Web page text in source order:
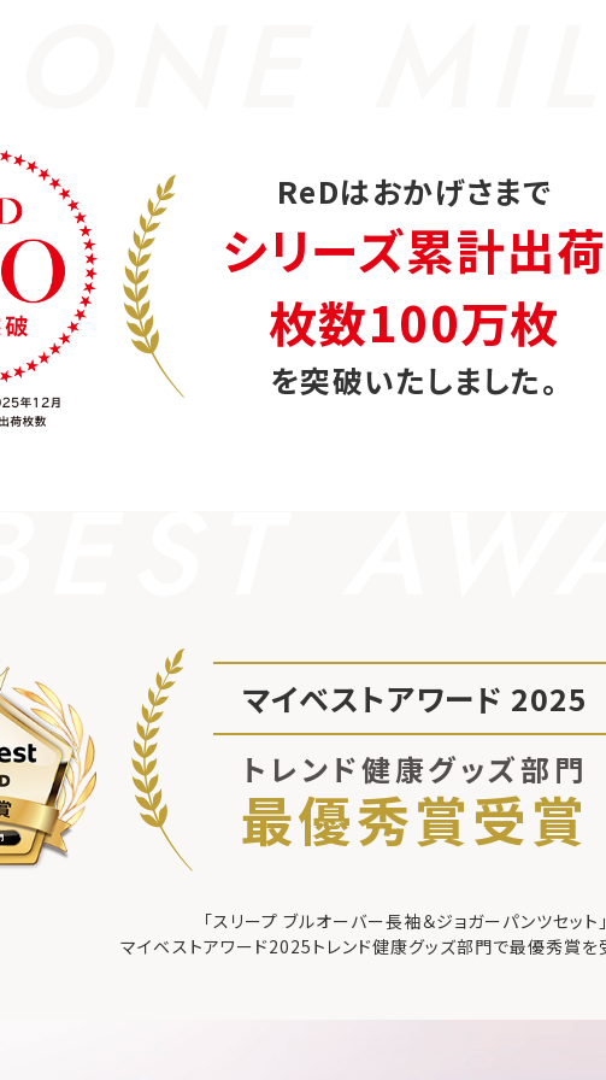
ReDはおかげさまで
シリーズ累計出荷
枚数100万枚
を突破いたしました。
マイベストアワード 2025
トレンド健康グッズ部門
最優秀賞受賞
「スリープ ブルオーバー長袖＆ジョガーパンツセット
マイベストアワード2025 トレンド健康グッズ部門で最優秀賞を